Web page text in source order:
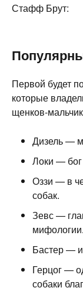
Стафф Брут:
Первой будет
которые
щенков-
Дизель —
Локи —
Оззи — в
собак.
Зевс —
мифологии.
Бастер —
Герцог —
собаки